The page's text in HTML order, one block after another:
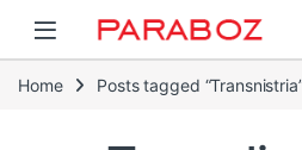
Home Posts tagged